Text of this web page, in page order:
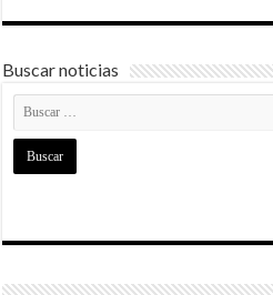
Buscar noticias